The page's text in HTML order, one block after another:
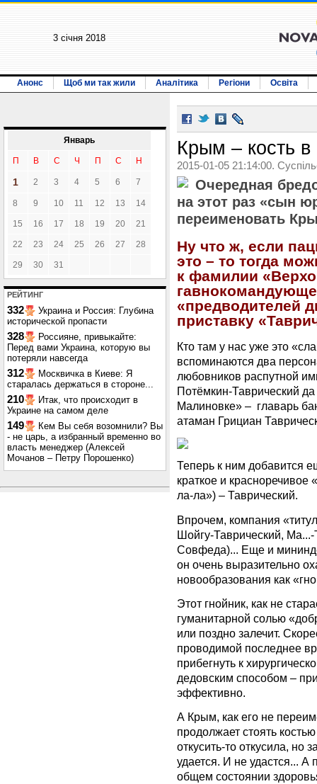
3 січня 2018
Анонс Щоб ми так жили Аналітика Регіони Освіта
Январь
П В С Ч П С Н
1 2 3 4 5 6 7
8 9 10 11 12 13 14
15 16 17 18 19 20 21
22 23 24 25 26 27 28
29 30 31
РЕЙТИНГ
332
Украина и Россия: Глубина
исторической пропасти
328
Россияне, привыкайте:
Перед вами Украина, которую вы
потеряли навсегда
312
Москвичка в Киеве: Я
старалась держаться в стороне...
210
Итак, что происходит в
Украине на самом деле
149
Кем Вы себя возомнили? Вы
- не царь, а избранный временно во
власть менеджер (Алексей
Мочанов – Петру Порошенко)
Крым – кость в
2015-01-05 21:14:00.
Очередная
на этот раз «сын
переименовать
Ну что ж, если
это – то тогда
к фамилии
«предводителей
приставку
Кто там у нас уже это
вспоминаются два
любовников распутной
Потёмкин-Таврический
Малиновке» – главарь
атаман Грициан
Теперь к ним добавится
краткое и
ла-ла») – Таврический.
Впрочем, компания
Шойгу-Таврический, Ма...-
Совфеда)... Еще и
он очень выразительно
новообразования как
Этот гнойник, как не
гуманитарной солью
или поздно залечит.
проводимой последнее
прибегнуть к
дедовским способом –
эффективно.
А Крым, как его не
продолжает стоять
откусить-то откусила, но
удается. И не удастся...
общем состоянии